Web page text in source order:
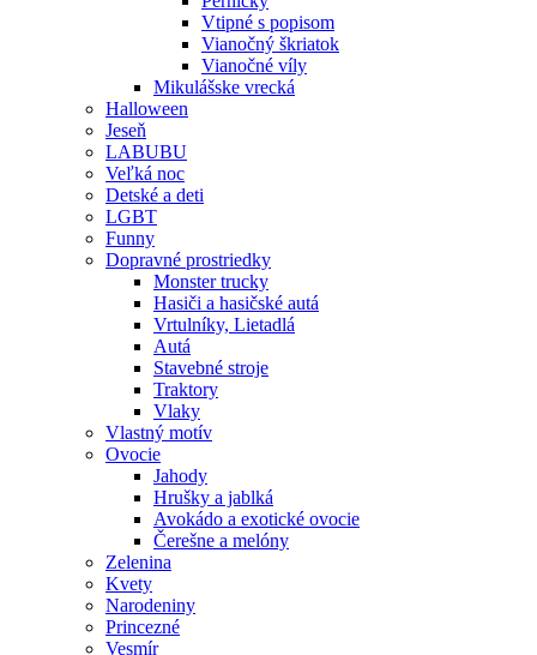
Vtipné s popisom
Vianočný škriatok
Vianočné víly
Mikulášske vrecká
Halloween
Jeseň
LABUBU
Veľká noc
Detské a deti
LGBT
Funny
Dopravné prostriedky
Monster trucky
Hasiči a hasičské autá
Vrtulníky, Lietadlá
Autá
Stavebné stroje
Traktory
Vlaky
Vlastný motív
Ovocie
Jahody
Hrušky a jablká
Avokádo a exotické ovocie
Čerešne a melóny
Zelenina
Kvety
Narodeniny
Princezné
Vesmír